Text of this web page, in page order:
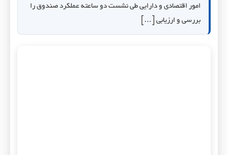
امور اقتصادی و دارایی طی نشست دو ساعته عملکرد صندوق را
بررسی و ارزیابی […]